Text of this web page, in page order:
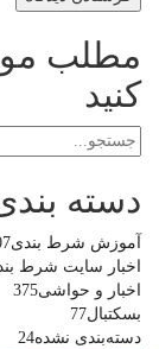
مطلب
کنید
دسته
آموزش شرط بندی
اخبار سایت شرط
اخبار و حواشی375
بسکتبال77
دسته‌بندی نشده24